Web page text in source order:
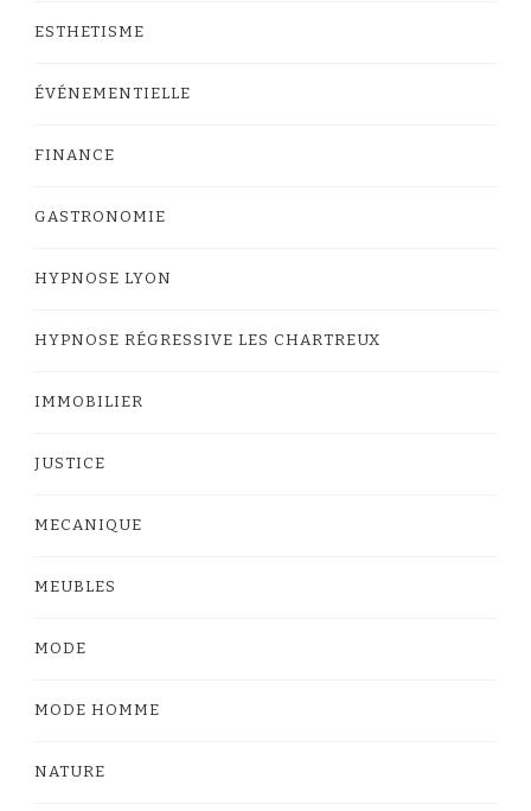
ESTHETISME
ÉVÉNEMENTIELLE
FINANCE
GASTRONOMIE
HYPNOSE LYON
HYPNOSE RÉGRESSIVE LES CHARTREUX
IMMOBILIER
JUSTICE
MECANIQUE
MEUBLES
MODE
MODE HOMME
NATURE